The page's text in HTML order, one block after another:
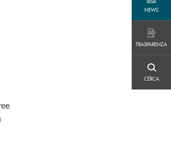
NEWS
TRASPARENZA
CERCA